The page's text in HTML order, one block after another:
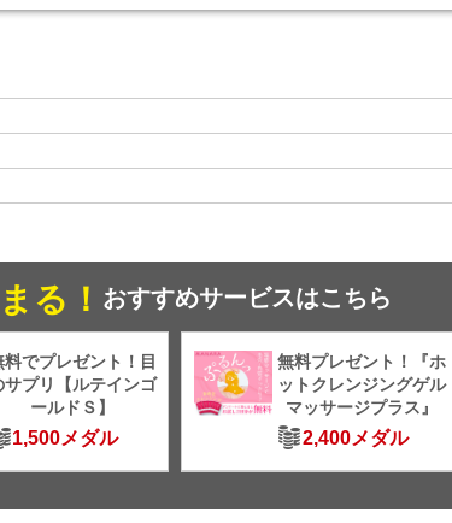
る！ おすすめサービスはこちら
料でプレゼント！目
サプリ【ルテインゴ
ールドＳ】
1,500メダル
無料プレゼント！『ホ
ットクレンジングゲル
マッサージプラス』
2,400メダル